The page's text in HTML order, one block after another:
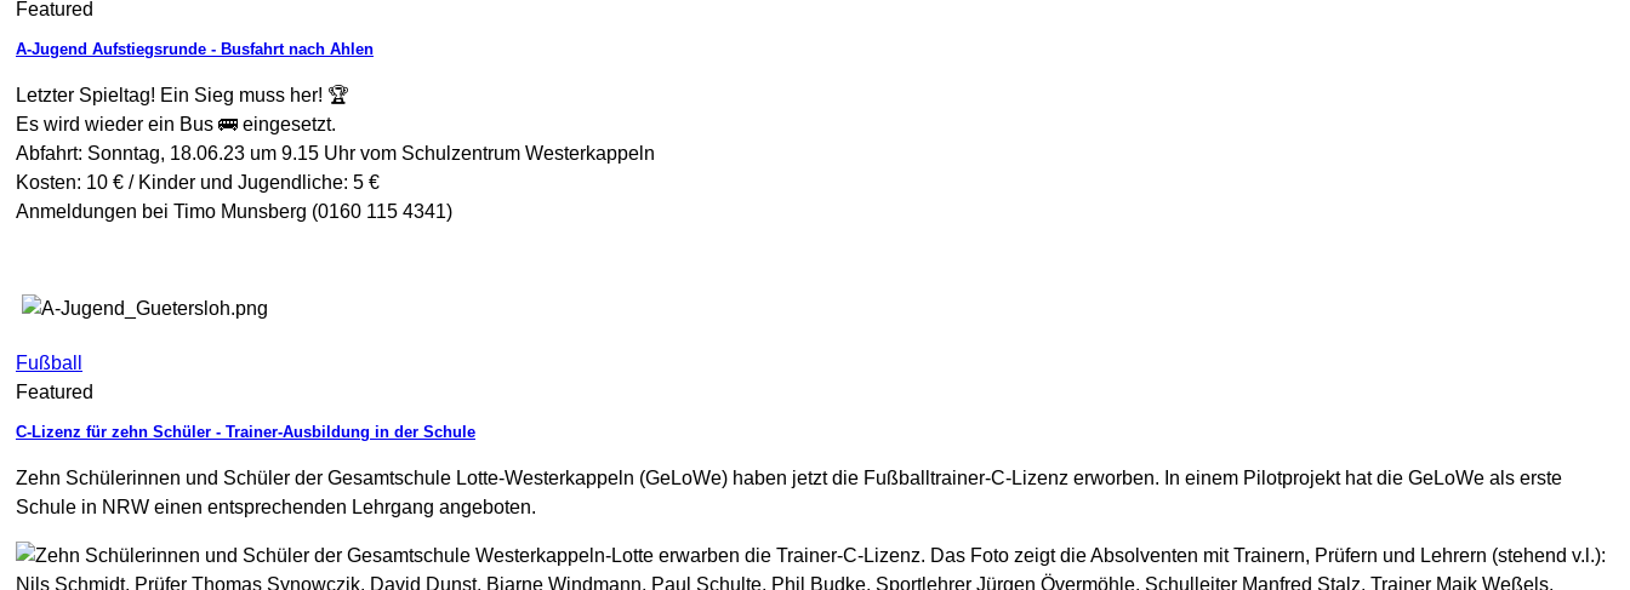
Featured
A-Jugend Aufstiegsrunde - Busfahrt nach Ahlen
Letzter Spieltag! Ein Sieg muss her! 🏆
Es wird wieder ein Bus 🚌 eingesetzt.
Abfahrt: Sonntag, 18.06.23 um 9.15 Uhr vom Schulzentrum Westerkappeln
Kosten: 10 € / Kinder und Jugendliche: 5 €
Anmeldungen bei Timo Munsberg (0160 115 4341)
Fußball
Featured
C-Lizenz für zehn Schüler - Trainer-Ausbildung in der Schule
Zehn Schülerinnen und Schüler der Gesamtschule Lotte-Westerkappeln (GeLoWe) haben jetzt die Fußballtrainer-C-Lizenz erworben. In einem Pilotprojekt hat die GeLoWe als erste
Schule in NRW einen entsprechenden Lehrgang angeboten.